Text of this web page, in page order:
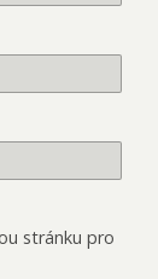
stránku pro